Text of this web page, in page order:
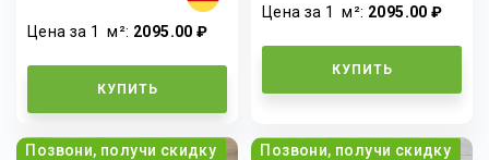
Цена за 1м²: 2095.00 ₽
КУПИТЬ
Цена за 1м²: 2095.00 ₽
КУПИТЬ
Позвони, получи скидку Позвони, получи скидку